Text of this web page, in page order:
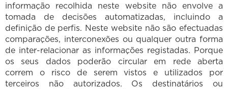
informação recolhida neste website não envolve a
tomada de decisões automatizadas, incluindo a
definição de perfis. Neste website não são efectuadas
comparações, interconexões ou qualquer outra forma
de inter-relacionar as informações registadas. Porque
os seus dados poderão circular em rede aberta
correm o risco de serem vistos e utilizados por
terceiros não autorizados. Os destinatários ou